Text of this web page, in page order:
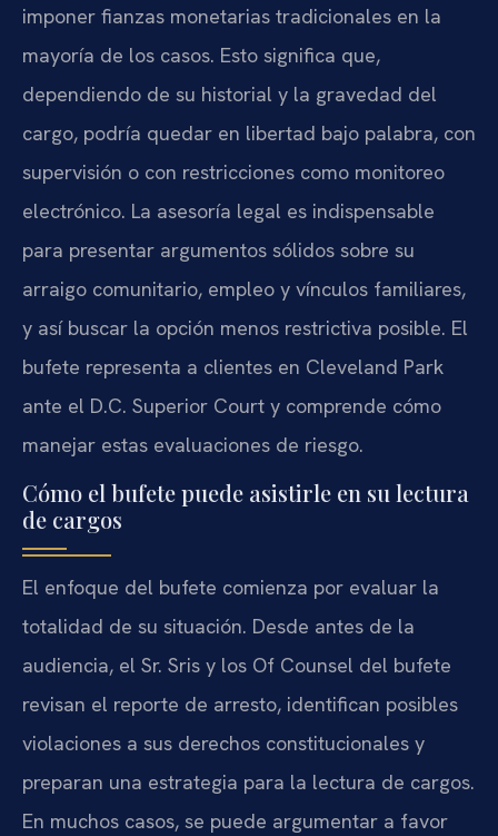
imponer fianzas monetarias tradicionales en la
mayoría de los casos. Esto significa que,
dependiendo de su historial y la gravedad del
cargo, podría quedar en libertad bajo palabra, con
supervisión o con restricciones como monitoreo
electrónico. La asesoría legal es indispensable
para presentar argumentos sólidos sobre su
arraigo comunitario, empleo y vínculos familiares,
y así buscar la opción menos restrictiva posible. El
bufete representa a clientes en Cleveland Park
ante el D.C. Superior Court y comprende cómo
manejar estas evaluaciones de riesgo.
Cómo el bufete puede asistirle en su lectura
de cargos
El enfoque del bufete comienza por evaluar la
totalidad de su situación. Desde antes de la
audiencia, el Sr. Sris y los Of Counsel del bufete
revisan el reporte de arresto, identifican posibles
violaciones a sus derechos constitucionales y
preparan una estrategia para la lectura de cargos.
En muchos casos, se puede argumentar a favor